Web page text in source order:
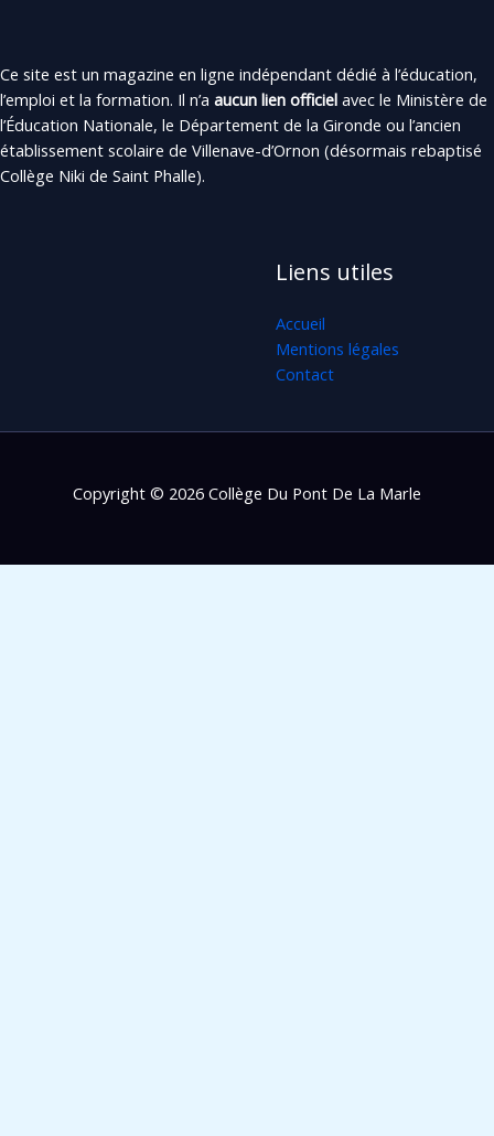
Ce site est un magazine en ligne indépendant dédié à l’éducation,
l’emploi et la formation. Il n’a aucun lien officiel avec le Ministère de
l’Éducation Nationale, le Département de la Gironde ou l’ancien
établissement scolaire de Villenave-d’Ornon (désormais rebaptisé
Collège Niki de Saint Phalle).
Liens utiles
Accueil
Mentions légales
Contact
Copyright © 2026 Collège Du Pont De La Marle